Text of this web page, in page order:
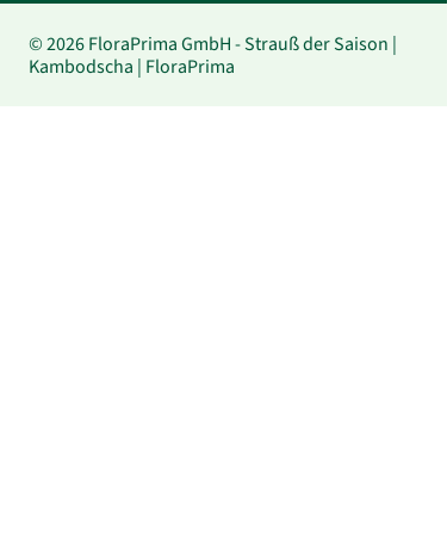
© 2026 FloraPrima GmbH - Strauß der Saison |
Kambodscha | FloraPrima